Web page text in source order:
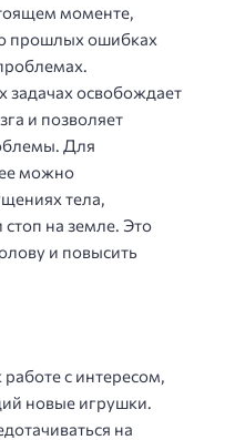
моменте,
прошлых ошибках
задачах освобождает
и позволяет
Для
можно
тела,
на земле. Это
и повысить
работе с интересом,
новые игрушки.
на